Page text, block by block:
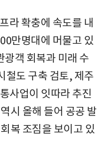
라 확충에 속도를 내
만명대에 머물고 있
객 회복과 미래 수
철도 구축 검토, 제주
사업이 잇따라 추진
시 올해 들어 공공 발
복 조짐을 보이고 있